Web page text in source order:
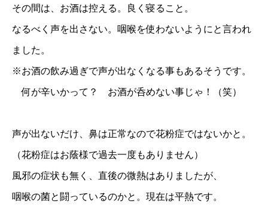
その間は、お酒は控える。良く寝ること。
なるべく声を出さない。咽喉を使わないようにと言われ
ました。
※お酒の飲み過ぎで声が出なくなる事もあるそうです。
何が辛いかって？ お酒が呑めない事じゃ！（笑）
声が出ないだけ、鼻は正常なので花粉症ではないかと。
（花粉症はお蔭様で過去一度もありません）
風邪の症状も無く、直後の微熱はありましたが、
咽喉の菌と闘っているのかと。現在は平熱です。